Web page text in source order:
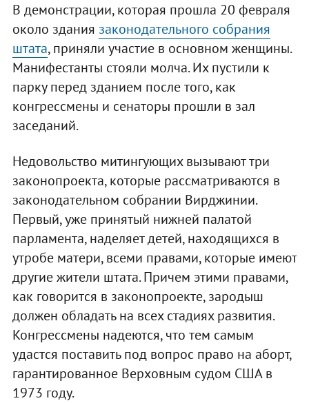
В демонстрации, которая прошла 20 февраля
около здания законодательного собрания
штата, приняли участие в основном женщины.
Манифестанты стояли молча. Их пустили к
парку перед зданием после того, как
конгрессмены и сенаторы прошли в зал
заседаний.
Недовольство митингующих вызывают три
законопроекта, которые рассматриваются в
законодательном собрании Вирджинии.
Первый, уже принятый нижней палатой
парламента, наделяет детей, находящихся в
утробе матери, всеми правами, которые имеют
другие жители штата. Причем этими правами,
как говорится в законопроекте, зародыш
должен обладать на всех стадиях развития.
Конгрессмены надеются, что тем самым
удастся поставить под вопрос право на аборт,
гарантированное Верховным судом США в
1973 году.